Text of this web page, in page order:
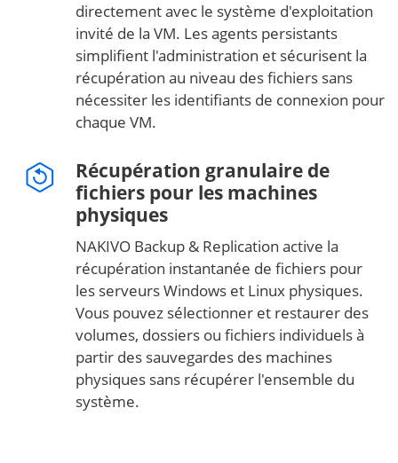
directement avec le système d'exploitation
invité de la VM. Les agents persistants
simplifient l'administration et sécurisent la
récupération au niveau des fichiers sans
nécessiter les identifiants de connexion pour
chaque VM.
Récupération granulaire de
fichiers pour les machines
physiques
NAKIVO Backup & Replication active la
récupération instantanée de fichiers pour
les serveurs Windows et Linux physiques.
Vous pouvez sélectionner et restaurer des
volumes, dossiers ou fichiers individuels à
partir des sauvegardes des machines
physiques sans récupérer l'ensemble du
système.